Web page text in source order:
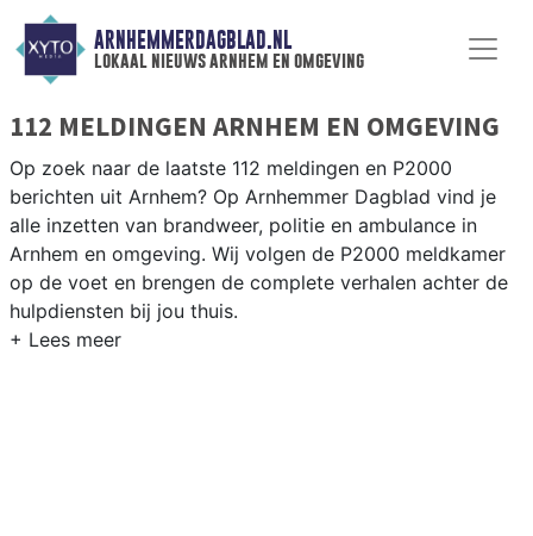
ARNHEMMERDAGBLAD.NL
lokaal nieuws arnhem en omgeving
112 MELDINGEN ARNHEM EN OMGEVING
Op zoek naar de laatste 112 meldingen en P2000
berichten uit Arnhem? Op Arnhemmer Dagblad vind je
alle inzetten van brandweer, politie en ambulance in
Arnhem en omgeving. Wij volgen de P2000 meldkamer
op de voet en brengen de complete verhalen achter de
hulpdiensten bij jou thuis.